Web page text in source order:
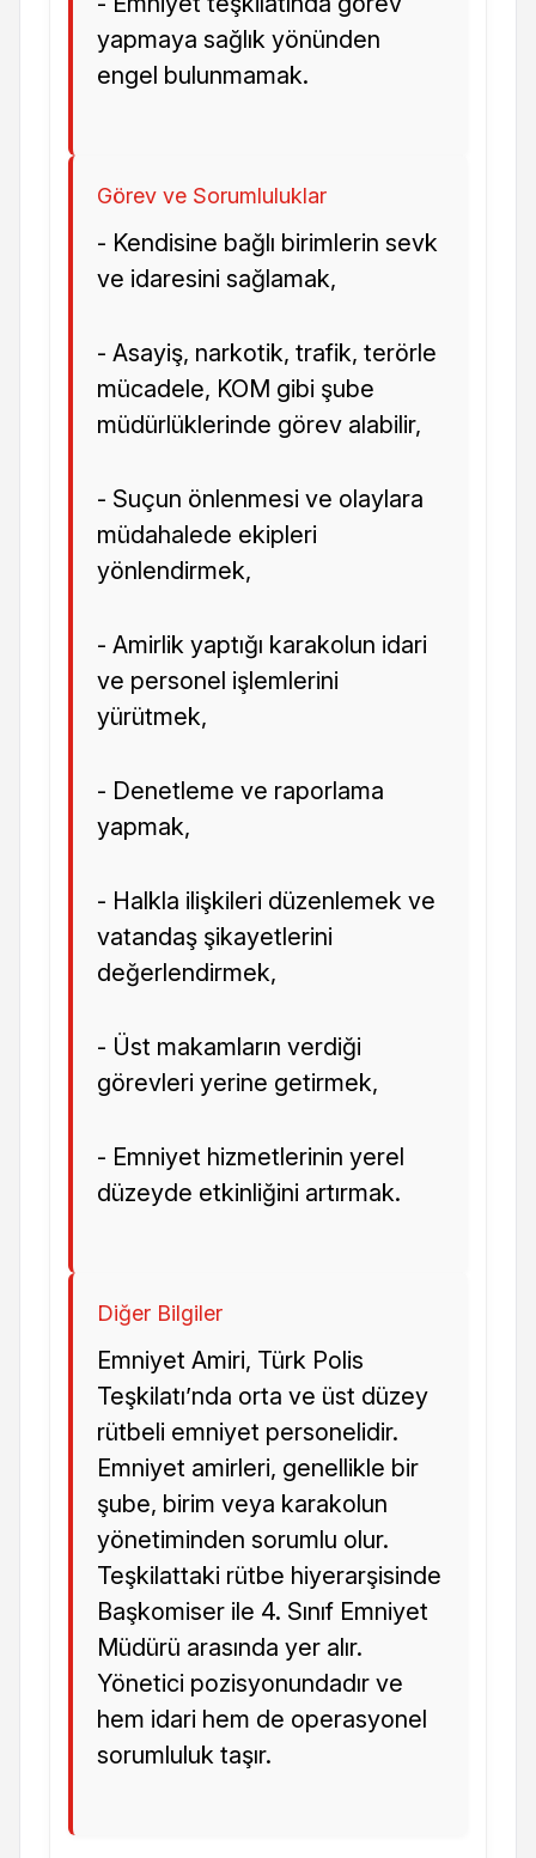
yapmaya sağlık yönünden
engel bulunmamak.
Görev ve Sorumluluklar
- Kendisine bağlı birimlerin sevk
ve idaresini sağlamak,
- Asayiş, narkotik, trafik, terörle
mücadele, KOM gibi şube
müdürlüklerinde görev alabilir,
- Suçun önlenmesi ve olaylara
müdahalede ekipleri
yönlendirmek,
- Amirlik yaptığı karakolun idari
ve personel işlemlerini
yürütmek,
- Denetleme ve raporlama
yapmak,
- Halkla ilişkileri düzenlemek ve
vatandaş şikayetlerini
değerlendirmek,
- Üst makamların verdiği
görevleri yerine getirmek,
- Emniyet hizmetlerinin yerel
düzeyde etkinliğini artırmak.
Diğer Bilgiler
Emniyet Amiri, Türk Polis
Teşkilatı’nda orta ve üst düzey
rütbeli emniyet personelidir.
Emniyet amirleri, genellikle bir
şube, birim veya karakolun
yönetiminden sorumlu olur.
Teşkilattaki rütbe hiyerarşisinde
Başkomiser ile 4. Sınıf Emniyet
Müdürü arasında yer alır.
Yönetici pozisyonundadır ve
hem idari hem de operasyonel
sorumluluk taşır.